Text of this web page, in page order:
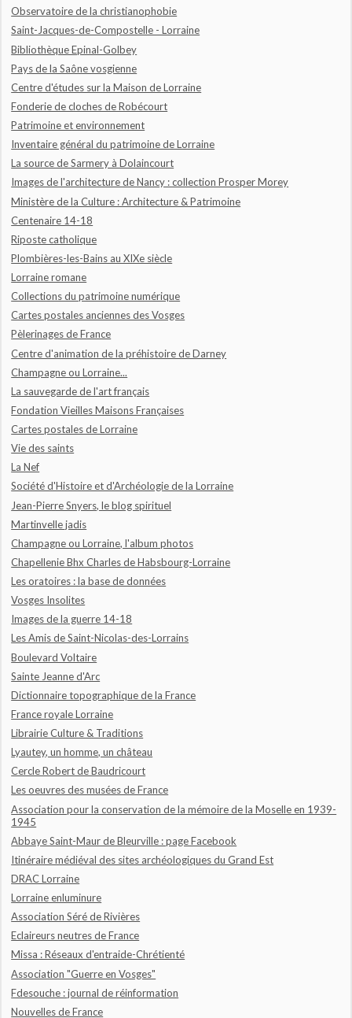
Observatoire de la christianophobie
Saint-Jacques-de-Compostelle - Lorraine
Bibliothèque Epinal-Golbey
Pays de la Saône vosgienne
Centre d'études sur la Maison de Lorraine
Fonderie de cloches de Robécourt
Patrimoine et environnement
Inventaire général du patrimoine de Lorraine
La source de Sarmery à Dolaincourt
Images de l'architecture de Nancy : collection Prosper Morey
Ministère de la Culture : Architecture & Patrimoine
Centenaire 14-18
Riposte catholique
Plombières-les-Bains au XIXe siècle
Lorraine romane
Collections du patrimoine numérique
Cartes postales anciennes des Vosges
Pèlerinages de France
Centre d'animation de la préhistoire de Darney
Champagne ou Lorraine...
La sauvegarde de l'art français
Fondation Vieilles Maisons Françaises
Cartes postales de Lorraine
Vie des saints
La Nef
Société d'Histoire et d'Archéologie de la Lorraine
Jean-Pierre Snyers, le blog spirituel
Martinvelle jadis
Champagne ou Lorraine, l'album photos
Chapellenie Bhx Charles de Habsbourg-Lorraine
Les oratoires : la base de données
Vosges Insolites
Images de la guerre 14-18
Les Amis de Saint-Nicolas-des-Lorrains
Boulevard Voltaire
Sainte Jeanne d'Arc
Dictionnaire topographique de la France
France royale Lorraine
Librairie Culture & Traditions
Lyautey, un homme, un château
Cercle Robert de Baudricourt
Les oeuvres des musées de France
Association pour la conservation de la mémoire de la Moselle en 1939-
1945
Abbaye Saint-Maur de Bleurville : page Facebook
Itinéraire médiéval des sites archéologiques du Grand Est
DRAC Lorraine
Lorraine enluminure
Association Séré de Rivières
Eclaireurs neutres de France
Missa : Réseaux d'entraide-Chrétienté
Association "Guerre en Vosges"
Fdesouche : journal de réinformation
Nouvelles de France